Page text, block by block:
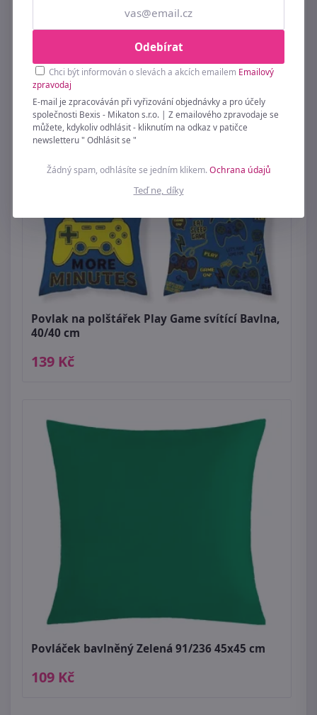
Povlak na polštářek Play Game svítící Bavlna,
40/40 cm
139 Kč
Povláček bavlněný Zelená 91/236 45x45 cm
109 Kč
Odebírat
Chci být informován o slevách a akcích emailem Emailový
zpravodaj
E-mail je zpracováván při vyřizování objednávky a pro účely
společnosti Bexis - Mikaton s.r.o. | Z emailového zpravodaje se
můžete, kdykoliv odhlásit - kliknutím na odkaz v patičce
newsletteru " Odhlásit se "
Žádný spam, odhlásíte se jedním klikem.Ochrana údajů
Teď ne, díky